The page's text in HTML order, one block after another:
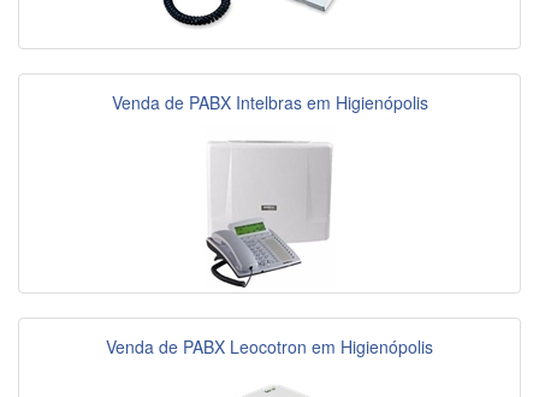
Venda de PABX Intelbras em Higienópolis
Venda de PABX Leocotron em Higienópolis